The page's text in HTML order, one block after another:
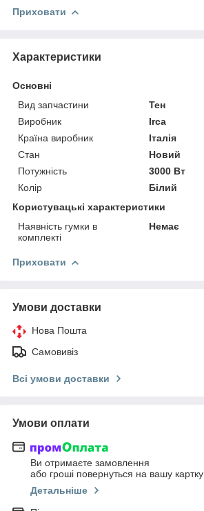
Приховати
Характеристики
Основні
Вид запчастини
Тен
Виробник
Irca
Країна виробник
Італія
Стан
Новий
Потужність
3000 Вт
Колір
Білий
Користувацькі характеристики
Наявність гумки в
комплекті
Немає
Приховати
Умови доставки
Нова Пошта
Самовивіз
Всі умови доставки
Умови оплати
Ви отримаєте замовлення
або гроші повернуться на вашу картку
Детальніше